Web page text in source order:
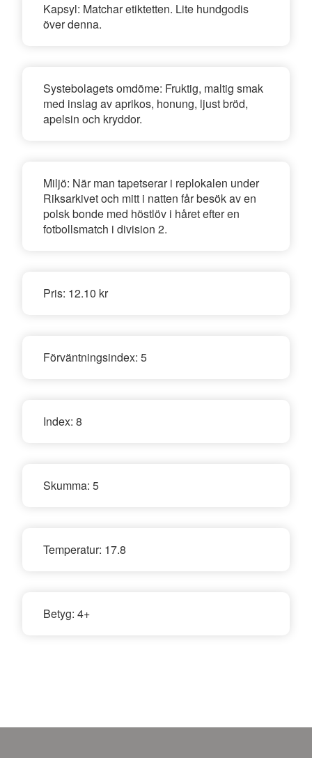
Kapsyl: Matchar etiktetten. Lite hundgodis
över denna.
Systebolagets omdöme: Fruktig, maltig smak
med inslag av aprikos, honung, ljust bröd,
apelsin och kryddor.
Miljö: När man tapetserar i replokalen under
Riksarkivet och mitt i natten får besök av en
polsk bonde med höstlöv i håret efter en
fotbollsmatch i division 2.
Pris: 12.10 kr
Förväntningsindex: 5
Index: 8
Skumma: 5
Temperatur: 17.8
Betyg: 4+